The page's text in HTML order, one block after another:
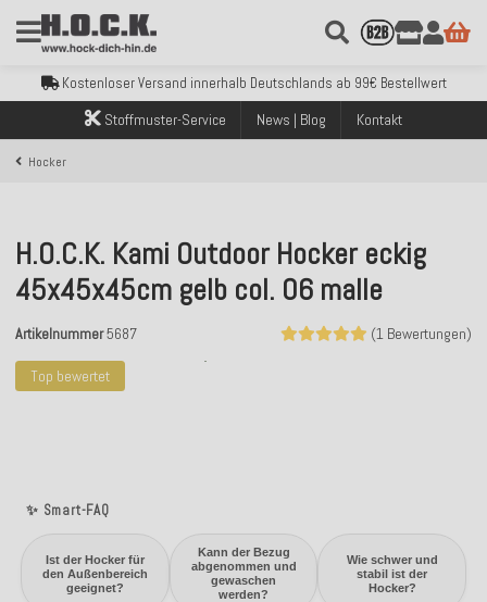
Über 120.000 erfolgreich versendete Bestellungen
Sicher bezahlen mit Klarna, PayPal & Amazon Pay
Kostenloser Versand innerhalb Deutschlands ab 99€ Bestellwert
Über 120.000 erfolgreich versendete Bestellungen
Stoffmuster-Service News | Blog Kontakt
Hocker
Top bewertet
✨ Smart-FAQ
Ist der Hocker für
den Außenbereich
geeignet?
Kann der Bezug
abgenommen und
gewaschen
werden?
Wie schwer und
stabil ist der
Hocker?
H.O.C.K. Kami Outdoor Hocker eckig
45x45x45cm gelb col. 06 malle
(1 Bewertungen)
Artikelnummer5687